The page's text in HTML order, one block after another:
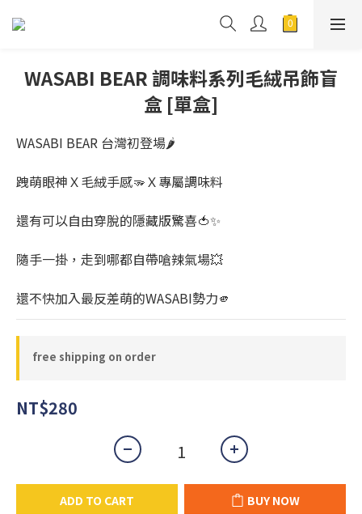
WASABI BEAR 調味料系列毛絨吊飾盲
盒 [單盒]
WASABI BEAR 台灣初登場🌶️
跩萌眼神Ｘ毛絨手感🫳Ｘ專屬調味料
還有可以自由穿脫的隱藏版驚喜🍅✨
隨手一掛，走到哪都自帶嗆辣氣場💥
還不快加入最反差萌的WASABI勢力🫵
free shipping on order
NT$280
ADD TO CART BUY NOW